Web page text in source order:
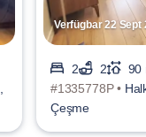
Verfügbar 22 Sept
2 2
90
#1335778P •
Çeşme